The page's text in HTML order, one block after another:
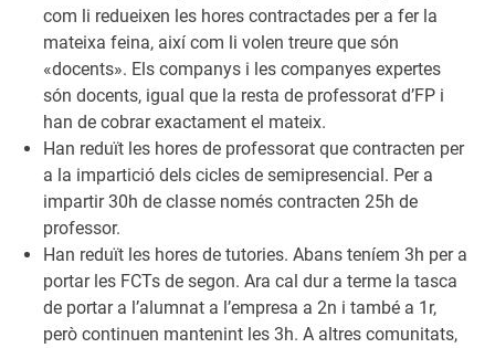
com li redueixen les hores contractades per a fer la
mateixa feina, així com li volen treure que són
«docents». Els companys i les companyes expertes
són docents, igual que la resta de professorat d’FP i
han de cobrar exactament el mateix.
Han reduït les hores de professorat que contracten per
a la impartició dels cicles de semipresencial. Per a
impartir 30h de classe només contracten 25h de
professor.
Han reduït les hores de tutories. Abans teníem 3h per a
portar les FCTs de segon. Ara cal dur a terme la tasca
de portar a l’alumnat a l’empresa a 2n i també a 1r,
però continuen mantenint les 3h. A altres comunitats,